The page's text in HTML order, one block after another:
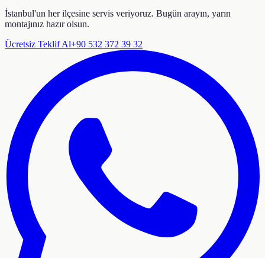
İstanbul'un her ilçesine servis veriyoruz. Bugün arayın, yarın
montajınız hazır olsun.
Ücretsiz Teklif Al+90 532 372 39 32